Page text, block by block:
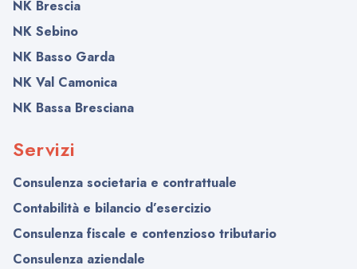
NK Brescia
NK Sebino
NK Basso Garda
NK Val Camonica
NK Bassa Bresciana
Servizi
Consulenza societaria e contrattuale
Contabilità e bilancio d’esercizio
Consulenza fiscale e contenzioso tributario
Consulenza aziendale